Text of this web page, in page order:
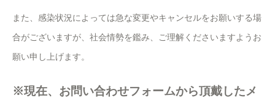
また、感染状況によっては急な変更やキャンセルをお願いする場
合がございますが、社会情勢を鑑み、ご理解くださいますようお
願い申し上げます。
※現在、お問い合わせフォームから頂戴したメ